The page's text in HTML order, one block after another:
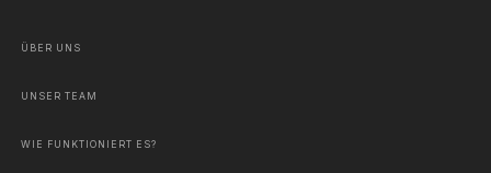
ÜBER UNS
UNSER TEAM
WIE FUNKTIONIERT ES?